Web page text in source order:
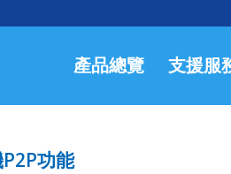
產品總覽 支援服
功能